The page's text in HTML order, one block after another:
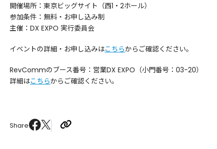
開催場所：東京ビッグサイト（西1・2ホール）
参加条件：無料・お申し込み制
主催：DX EXPO 実行委員会
イベントの詳細・お申し込みはこちらからご確認ください。
RevCommのブース番号：営業DX EXPO（小門番号：03-20）
詳細はこちらからご確認ください。
Share